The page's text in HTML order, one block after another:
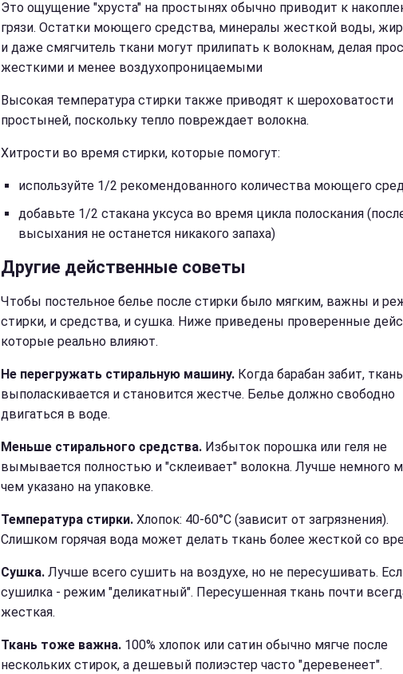
Это ощущение "хруста" на простынях обычно приводит к
грязи. Остатки моющего средства, минералы жесткой воды,
и даже смягчитель ткани могут прилипать к волокнам, делая
жесткими и менее воздухопроницаемыми
Высокая температура стирки также приводят к шероховатости
простыней, поскольку тепло повреждает волокна.
Хитрости во время стирки, которые помогут:
используйте 1/2 рекомендованного количества моющего
добавьте 1/2 стакана уксуса во время цикла полоскания
высыхания не останется никакого запаха)
Другие действенные советы
Чтобы постельное белье после стирки было мягким, важны и
стирки, и средства, и сушка. Ниже приведены проверенные
которые реально влияют.
Не перегружать стиральную машину. Когда барабан забит,
выполаскивается и становится жестче. Белье должно свободно
двигаться в воде.
Меньше стирального средства. Избыток порошка или геля не
вымывается полностью и "склеивает" волокна. Лучше немного
чем указано на упаковке.
Температура стирки. Хлопок: 40-60°C (зависит от загрязнения).
Слишком горячая вода может делать ткань более жесткой со
Сушка. Лучше всего сушить на воздухе, но не пересушивать.
сушилка - режим "деликатный". Пересушенная ткань почти
жесткая.
Ткань тоже важна. 100% хлопок или сатин обычно мягче после
нескольких стирок, а дешевый полиэстер часто "деревенеет".